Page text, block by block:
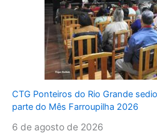
CTG Ponteiros do Rio Grande
parte do Mês Farroupilha 2026
6 de agosto de 2026